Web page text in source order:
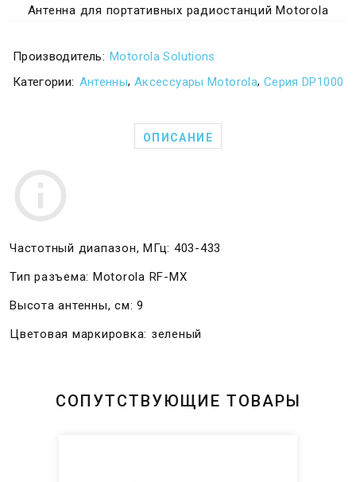
Антенна для портативных радиостанций Motorola
Производитель: Motorola Solutions
Категории: Антенны, Аксессуары Motorola, Серия DP1000
ОПИСАНИЕ
Частотный диапазон, МГц: 403-433
Тип разъема: Motorola RF-MX
Высота антенны, см: 9
Цветовая маркировка: зеленый
СОПУТСТВУЮЩИЕ ТОВАРЫ